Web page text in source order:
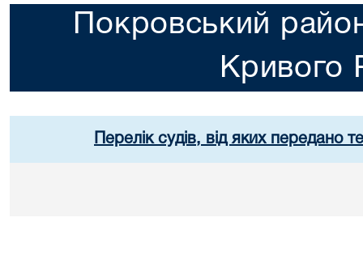
Покровський
Кривого
Перелік судів, від яких передано